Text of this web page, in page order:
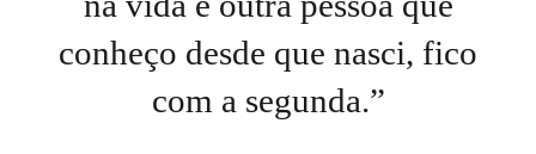
conheço desde que nasci, fico
com a segunda.”